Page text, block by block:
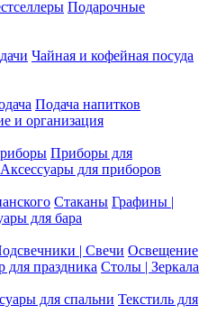
Подарочные
Чайная и кофейная посуда
Подача напитков
и организация
Приборы для
Аксессуары для приборов
Стаканы Графины |
для бара
| Свечи Освещение
для праздника Столы | Зеркала
для спальни Текстиль для